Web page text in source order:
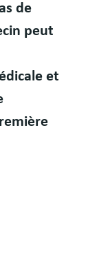
de
peut
et